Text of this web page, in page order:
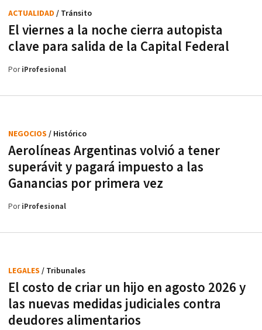
El viernes a la noche cierra autopista
clave para salida de la Capital Federal
ACTUALIDAD / Tránsito
PoriProfesional
Aerolíneas Argentinas volvió a tener
superávit y pagará impuesto a las
Ganancias por primera vez
NEGOCIOS / Histórico
PoriProfesional
El costo de criar un hijo en agosto 2026 y
las nuevas medidas judiciales contra
deudores alimentarios
LEGALES / Tribunales